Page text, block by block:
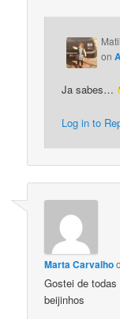
on
Ja sabes…
Log in to
Marta Carvalho
Gostei de
beijinhos